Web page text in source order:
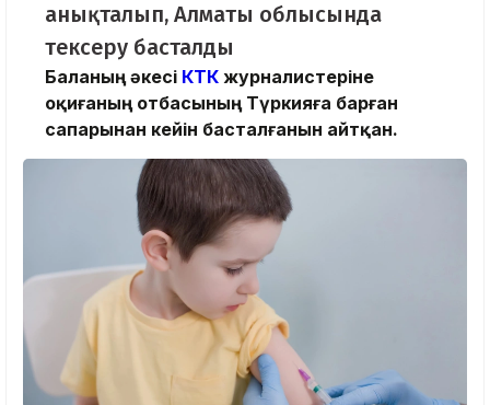
анықталып, Алматы облысында
тексеру басталды
Баланың әкесі КТК журналистеріне
оқиғаның отбасының Түркияға барған
сапарынан кейін басталғанын айтқан.